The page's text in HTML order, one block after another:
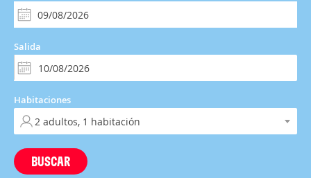
Salida
Habitaciones
BUSCAR